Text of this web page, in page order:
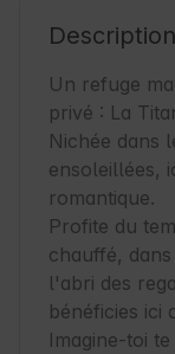
Description
Un refuge
privé : La
Nichée dans
ensoleillées,
romantique.
Profite du
chauffé,
l'abri des
bénéficies ici
Imagine-toi